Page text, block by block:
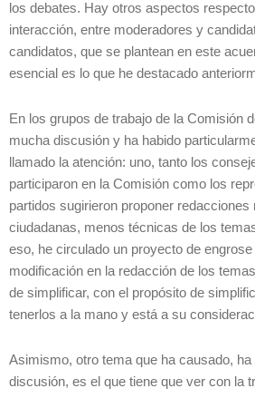
los debates. Hay otros aspectos
interacción, entre moderadores y
candidatos, que se plantean en este
esencial es lo que he destacado
En los grupos de trabajo de la Comisión
mucha discusión y ha habido
llamado la atención: uno, tanto los
participaron en la Comisión como los
partidos sugirieron proponer redacciones
ciudadanas, menos técnicas de los
eso, he circulado un proyecto de
modificación en la redacción de los
de simplificar, con el propósito de
tenerlos a la mano y está a su
Asimismo, otro tema que ha causado,
discusión, es el que tiene que ver con la